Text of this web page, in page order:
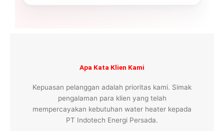
Apa Kata Klien Kami
Kepuasan pelanggan adalah prioritas kami. Simak
pengalaman para klien yang telah
mempercayakan kebutuhan water heater kepada
PT Indotech Energi Persada.